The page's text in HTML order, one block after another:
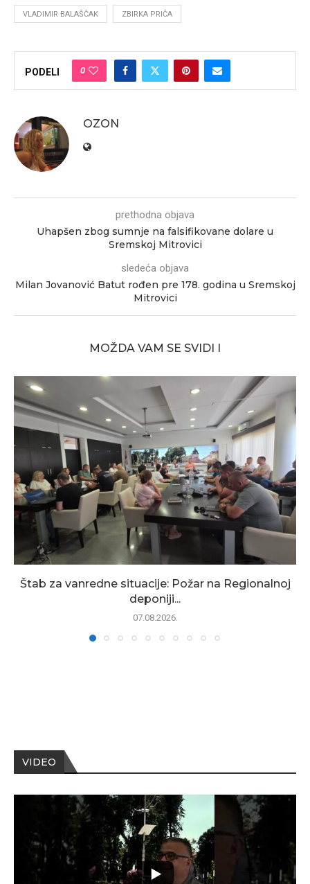
VLADIMIR BALAŠČAK ZBIRKA PRIČA
PODELI 0
OZON
prethodna objava
Uhapšen zbog sumnje na falsifikovane dolare u
Sremskoj Mitrovici
sledeća objava
Milan Jovanović Batut rođen pre 178. godina u Sremskoj
Mitrovici
MOŽDA VAM SE SVIDI I
Štab za vanredne situacije: Požar na Regionalnoj
deponiji...
07.08.2026.
VIDEO